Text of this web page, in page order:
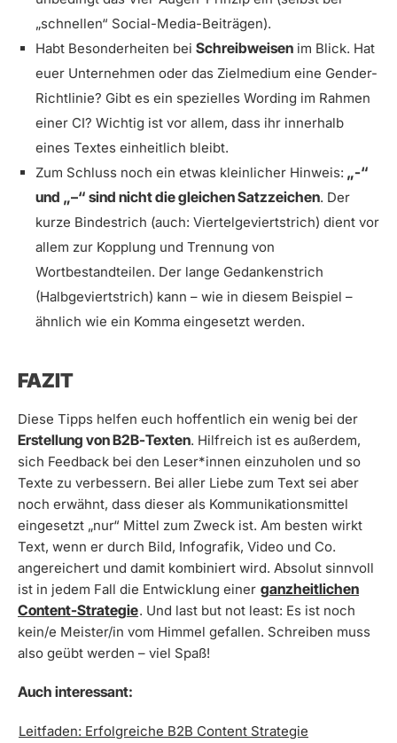
„schnellen“ Social-Media-Beiträgen).
Habt Besonderheiten bei Schreibweisen im Blick. Hat
euer Unternehmen oder das Zielmedium eine Gender-
Richtlinie? Gibt es ein spezielles Wording im Rahmen
einer CI? Wichtig ist vor allem, dass ihr innerhalb
eines Textes einheitlich bleibt.
Zum Schluss noch ein etwas kleinlicher Hinweis: „-“
und „–“ sind nicht die gleichen Satzzeichen. Der
kurze Bindestrich (auch: Viertelgeviertstrich) dient vor
allem zur Kopplung und Trennung von
Wortbestandteilen. Der lange Gedankenstrich
(Halbgeviertstrich) kann – wie in diesem Beispiel –
ähnlich wie ein Komma eingesetzt werden.
FAZIT
Diese Tipps helfen euch hoffentlich ein wenig bei der
Erstellung von B2B-Texten. Hilfreich ist es außerdem,
sich Feedback bei den Leser*innen einzuholen und so
Texte zu verbessern. Bei aller Liebe zum Text sei aber
noch erwähnt, dass dieser als Kommunikationsmittel
eingesetzt „nur“ Mittel zum Zweck ist. Am besten wirkt
Text, wenn er durch Bild, Infografik, Video und Co.
angereichert und damit kombiniert wird. Absolut sinnvoll
ist in jedem Fall die Entwicklung einer ganzheitlichen
Content-Strategie. Und last but not least: Es ist noch
kein/e Meister/in vom Himmel gefallen. Schreiben muss
also geübt werden – viel Spaß!
Auch interessant:
Leitfaden: Erfolgreiche B2B Content Strategie